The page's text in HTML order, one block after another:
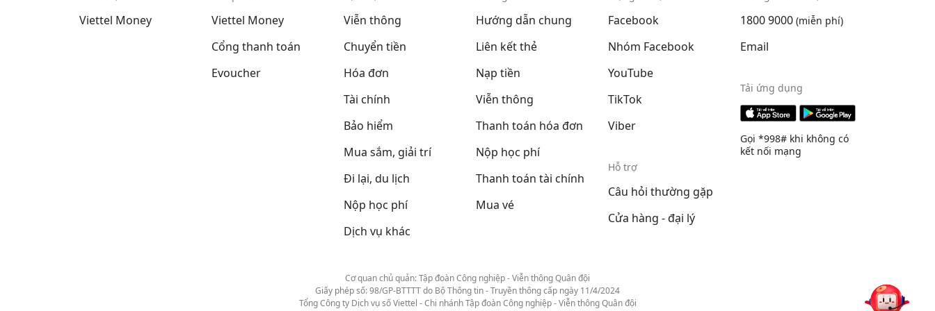
Viettel Money
Viettel Money
Cổng thanh toán
Evoucher
Viễn thông
Chuyển tiền
Hóa đơn
Tài chính
Bảo hiểm
Mua sắm, giải trí
Đi lại, du lịch
Nộp học phí
Dịch vụ khác
Hướng dẫn chung
Liên kết thẻ
Nạp tiền
Viễn thông
Thanh toán hóa đơn
Nộp học phí
Thanh toán tài chính
Mua vé
Facebook
Nhóm Facebook
YouTube
TikTok
Viber
Hỗ trợ
Câu hỏi thường gặp
Cửa hàng - đại lý
1800 9000 (miễn phí)
Email
Tải ứng dụng
Gọi *998# khi không có
kết nối mạng
Cơ quan chủ quản: Tập đoàn Công nghiệp - Viễn thông Quân đội
Giấy phép số: 98/GP-BTTTT do Bộ Thông tin - Truyền thông cấp ngày 11/4/2024
Tổng Công ty Dịch vụ số Viettel - Chi nhánh Tập đoàn Công nghiệp - Viễn thông Quân đội